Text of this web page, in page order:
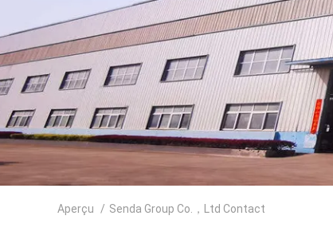
Aperçu / Senda Group Co.，Ltd Contact